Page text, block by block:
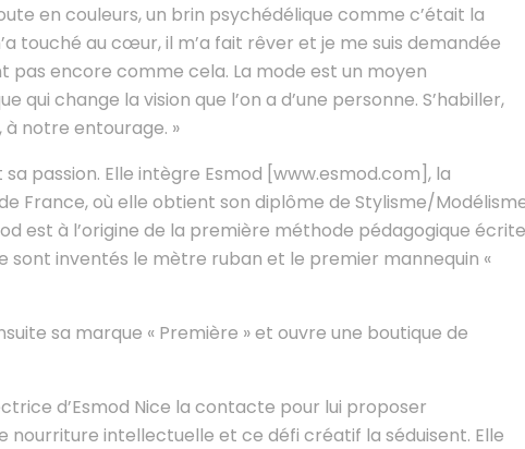
en couleurs, un brin psychédélique comme c’était la
touché au cœur, il m’a fait rêver et je me suis demandée
pas encore comme cela. La mode est un moyen
qui change la vision que l’on a d’une personne. S’habiller,
à notre entourage. »
passion. Elle intègre Esmod [www.esmod.com], la
France, où elle obtient son diplôme de Stylisme/
est à l’origine de la première méthode pédagogique écrite
sont inventés le mètre ruban et le premier mannequin «
sa marque « Première » et ouvre une boutique de
d’Esmod Nice la contacte pour lui proposer
nourriture intellectuelle et ce défi créatif la séduisent. Elle